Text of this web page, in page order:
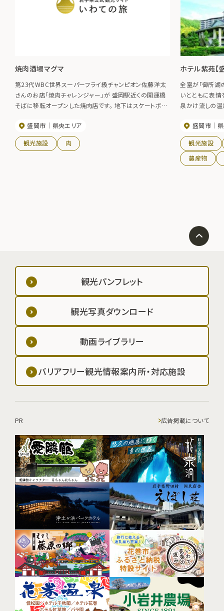
焼肉酒場マグマ
第23代WBC世界スーパーフライ級チャンピオン佐藤洋太
さんのお店「焼肉チャレンジャー」が 盛岡駅近くの開運橋
そばに移転オープンした焼肉店です。 地下はスケートボー
盛岡市
県央エリア
観光施設 肉
ホテル紫苑【
全室が「御所湖
いとともに表情
泉かけ流しの
利用できます。
盛岡市
観光施設
農産物
観光パンフレット
観光写真ダウンロード
動画ライブラリー
バリアフリー観光情報案内所・対応施設
PR 広告掲載について